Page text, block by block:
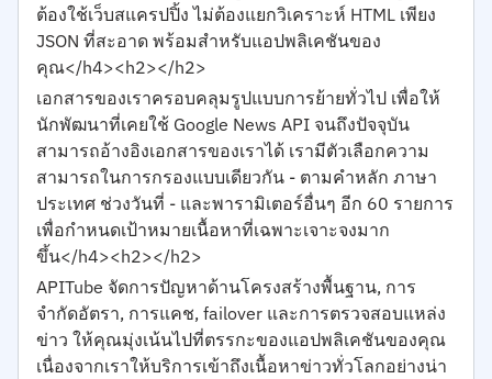
ต้องใช้เว็บสแครปปิ้ง ไม่ต้องแยกวิเคราะห์ HTML เพียง
JSON ที่สะอาด พร้อมสำหรับแอปพลิเคชันของ
คุณ</h4><h2></h2>
เอกสารของเราครอบคลุมรูปแบบการย้ายทั่วไป เพื่อให้
นักพัฒนาที่เคยใช้ Google News API จนถึงปัจจุบัน
สามารถอ้างอิงเอกสารของเราได้ เรามีตัวเลือกความ
สามารถในการกรองแบบเดียวกัน - ตามคำหลัก ภาษา
ประเทศ ช่วงวันที่ - และพารามิเตอร์อื่นๆ อีก 60 รายการ
เพื่อกำหนดเป้าหมายเนื้อหาที่เฉพาะเจาะจงมาก
ขึ้น</h4><h2></h2>
APITube จัดการปัญหาด้านโครงสร้างพื้นฐาน, การ
จำกัดอัตรา, การแคช, failover และการตรวจสอบแหล่ง
ข่าว ให้คุณมุ่งเน้นไปที่ตรรกะของแอปพลิเคชันของคุณ
เนื่องจากเราให้บริการเข้าถึงเนื้อหาข่าวทั่วโลกอย่างน่า